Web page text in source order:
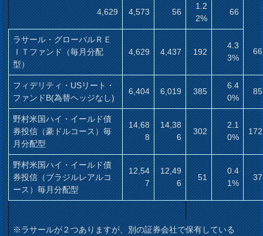
4,629 4,573 56
1.2
2%
66
ラサール・グローバルＲＥ
ＩＴファンド（毎月分配
型）
4,629 4,437 192
4.3
3%
66
フィデリティ・USリート・
ファンドB(為替ヘッジなし)
6,404 6,019 385
6.4
0%
85
野村米国ハイ・イールド債
券投信（豪ドルコース）毎
月分配型
14,68
8
14,38
6
302
2.1
0%
172
野村米国ハイ・イールド債
券投信（ブラジルレアルコ
ース）毎月分配型
12,54
7
12,49
6
51
0.4
1%
37
※ラサールが２つありますが、別の証券会社で保有している